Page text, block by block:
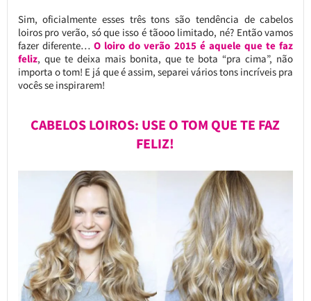
Sim, oficialmente esses três tons são tendência de cabelos
loiros pro verão, só que isso é tãooo limitado, né? Então vamos
fazer diferente… O loiro do verão 2015 é aquele que te faz
feliz, que te deixa mais bonita, que te bota “pra cima”, não
importa o tom! E já que é assim, separei vários tons incríveis pra
vocês se inspirarem!
CABELOS LOIROS: USE O TOM QUE TE FAZ
FELIZ!